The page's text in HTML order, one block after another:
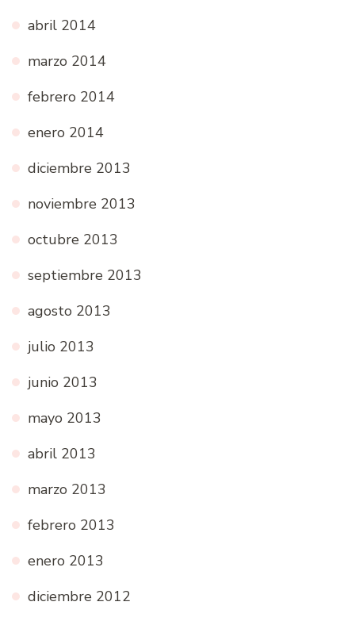
abril 2014
marzo 2014
febrero 2014
enero 2014
diciembre 2013
noviembre 2013
octubre 2013
septiembre 2013
agosto 2013
julio 2013
junio 2013
mayo 2013
abril 2013
marzo 2013
febrero 2013
enero 2013
diciembre 2012